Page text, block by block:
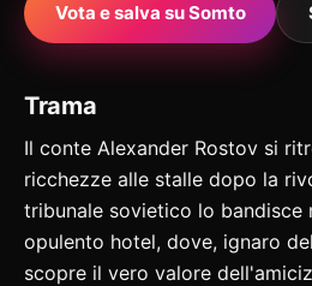
Vota e salva su Somto
Trama
Il conte Alexander Rostov si
ricchezze alle stalle dopo la
tribunale sovietico lo bandisce
opulento hotel, dove, ignaro
scopre il vero valore